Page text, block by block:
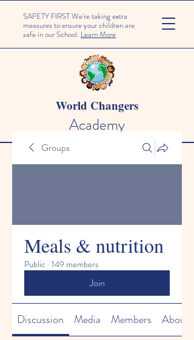
SAFETY FIRST We're taking extra
measures to ensure your children are
safe in our School. Learn More
World Changers
Academy
Groups
Meals & nutrition
Public · 149 members
Join
Discussion Media Members About